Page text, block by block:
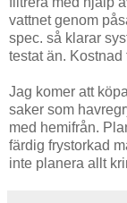
vattnet genom
spec. så klarar
testat än.
Jag komer att
saker som
med hemifrån.
färdig frystorkad
inte planera allt